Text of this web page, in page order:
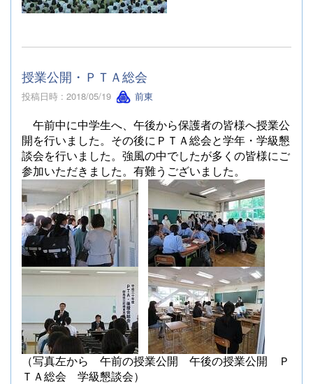
授業公開・ＰＴＡ総会
投稿日時 : 2018/05/19 前東
午前中に中学生へ、午後から保護者の皆様へ授業公
開を行いました。その後にＰＴＡ総会と学年・学級懇
談会を行いました。強風の中でしたが多くの皆様にご
参加いただきました。有難うございました。
（写真左から 午前の授業公開 午後の授業公開 Ｐ
ＴＡ総会 学級懇談会）